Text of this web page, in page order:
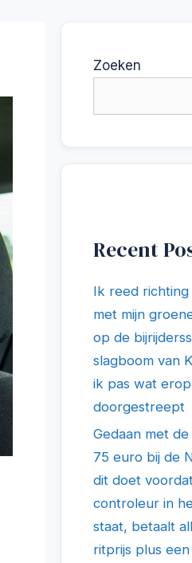
Zoeken
Recent
Ik reed richting
met mijn
op de
slagboom van
ik pas wat
doorgestreept
Gedaan met
75 euro bij de
dit doet
controleur in
staat, betaalt
ritprijs plus